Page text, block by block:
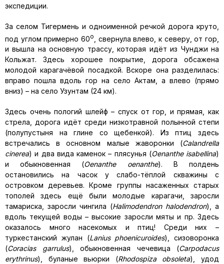
экспедиции.
За селом Тигермень и одноименной речкой дорога круто,
под углом примерно 60о
, свернула влево, к северу, от гор,
и вышла на основную трассу, которая идёт из Чунджи на
Кольжат. Здесь хорошее покрытие, дорога обсажена
молодой карагачёвой посадкой. Вскоре она разделилась:
вправо пошла вдоль гор на село Актам, а влево (прямо
вниз) – на село Узунтам (24 км).
Здесь очень пологий шлейф – спуск от гор, и прямая, как
стрела, дорога идёт среди низкотравной полынной степи
(полупустыня на глине со щебенкой). Из птиц здесь
встречались в основном малые жаворонки (Calandrella
cinerea) и два вида каменок – плясунья (Oenanthe isabellina)
и обыкновенная (Oenanthe oenanthe). В полдень
остановились на часок у слабо-тёплой скважины с
островком деревьев. Кроме группы насаженных старых
тополей здесь ещё были молодые карагачи, заросли
тамариска, заросли чингила (Halimodendron halodendron), а
вдоль текущей воды – высокие заросли мяты и пр. Здесь
оказалось много насекомых и птиц! Среди них –
туркестанский жулан (Lanius phoenicuroides), сизоворонка
(Coracias garrulus), обыкновенная чечевица (Carpodacus
erythrinus), буланые вьюрки (Rhodospiza obsoleta), удод